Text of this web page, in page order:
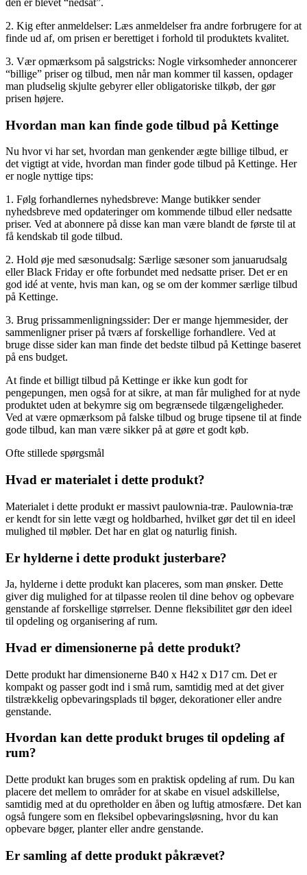
den er blevet “nedsat”.
2. Kig efter anmeldelser: Læs anmeldelser fra andre forbrugere for at
finde ud af, om prisen er berettiget i forhold til produktets kvalitet.
3. Vær opmærksom på salgstricks: Nogle virksomheder annoncerer
“billige” priser og tilbud, men når man kommer til kassen, opdager
man pludselig skjulte gebyrer eller obligatoriske tilkøb, der gør
prisen højere.
Hvordan man kan finde gode tilbud på Kettinge
Nu hvor vi har set, hvordan man genkender ægte billige tilbud, er
det vigtigt at vide, hvordan man finder gode tilbud på Kettinge. Her
er nogle nyttige tips:
1. Følg forhandlernes nyhedsbreve: Mange butikker sender
nyhedsbreve med opdateringer om kommende tilbud eller nedsatte
priser. Ved at abonnere på disse kan man være blandt de første til at
få kendskab til gode tilbud.
2. Hold øje med sæsonudsalg: Særlige sæsoner som januarudsalg
eller Black Friday er ofte forbundet med nedsatte priser. Det er en
god idé at vente, hvis man kan, og se om der kommer særlige tilbud
på Kettinge.
3. Brug prissammenligningssider: Der er mange hjemmesider, der
sammenligner priser på tværs af forskellige forhandlere. Ved at
bruge disse sider kan man finde det bedste tilbud på Kettinge baseret
på ens budget.
At finde et billigt tilbud på Kettinge er ikke kun godt for
pengepungen, men også for at sikre, at man får mulighed for at nyde
produktet uden at bekymre sig om begrænsede tilgængeligheder.
Ved at være opmærksom på falske tilbud og bruge tipsene til at finde
gode tilbud, kan man være sikker på at gøre et godt køb.
Ofte stillede spørgsmål
Hvad er materialet i dette produkt?
Materialet i dette produkt er massivt paulownia-træ. Paulownia-træ
er kendt for sin lette vægt og holdbarhed, hvilket gør det til en ideel
mulighed til møbler. Det har en glat og naturlig finish.
Er hylderne i dette produkt justerbare?
Ja, hylderne i dette produkt kan placeres, som man ønsker. Dette
giver dig mulighed for at tilpasse reolen til dine behov og opbevare
genstande af forskellige størrelser. Denne fleksibilitet gør den ideel
til opdeling og organisering af rum.
Hvad er dimensionerne på dette produkt?
Dette produkt har dimensionerne B40 x H42 x D17 cm. Det er
kompakt og passer godt ind i små rum, samtidig med at det giver
tilstrækkelig opbevaringsplads til bøger, dekorationer eller andre
genstande.
Hvordan kan dette produkt bruges til opdeling af
rum?
Dette produkt kan bruges som en praktisk opdeling af rum. Du kan
placere det mellem to områder for at skabe en visuel adskillelse,
samtidig med at du opretholder en åben og luftig atmosfære. Det kan
også fungere som en fleksibel opbevaringsløsning, hvor du kan
opbevare bøger, planter eller andre genstande.
Er samling af dette produkt påkrævet?